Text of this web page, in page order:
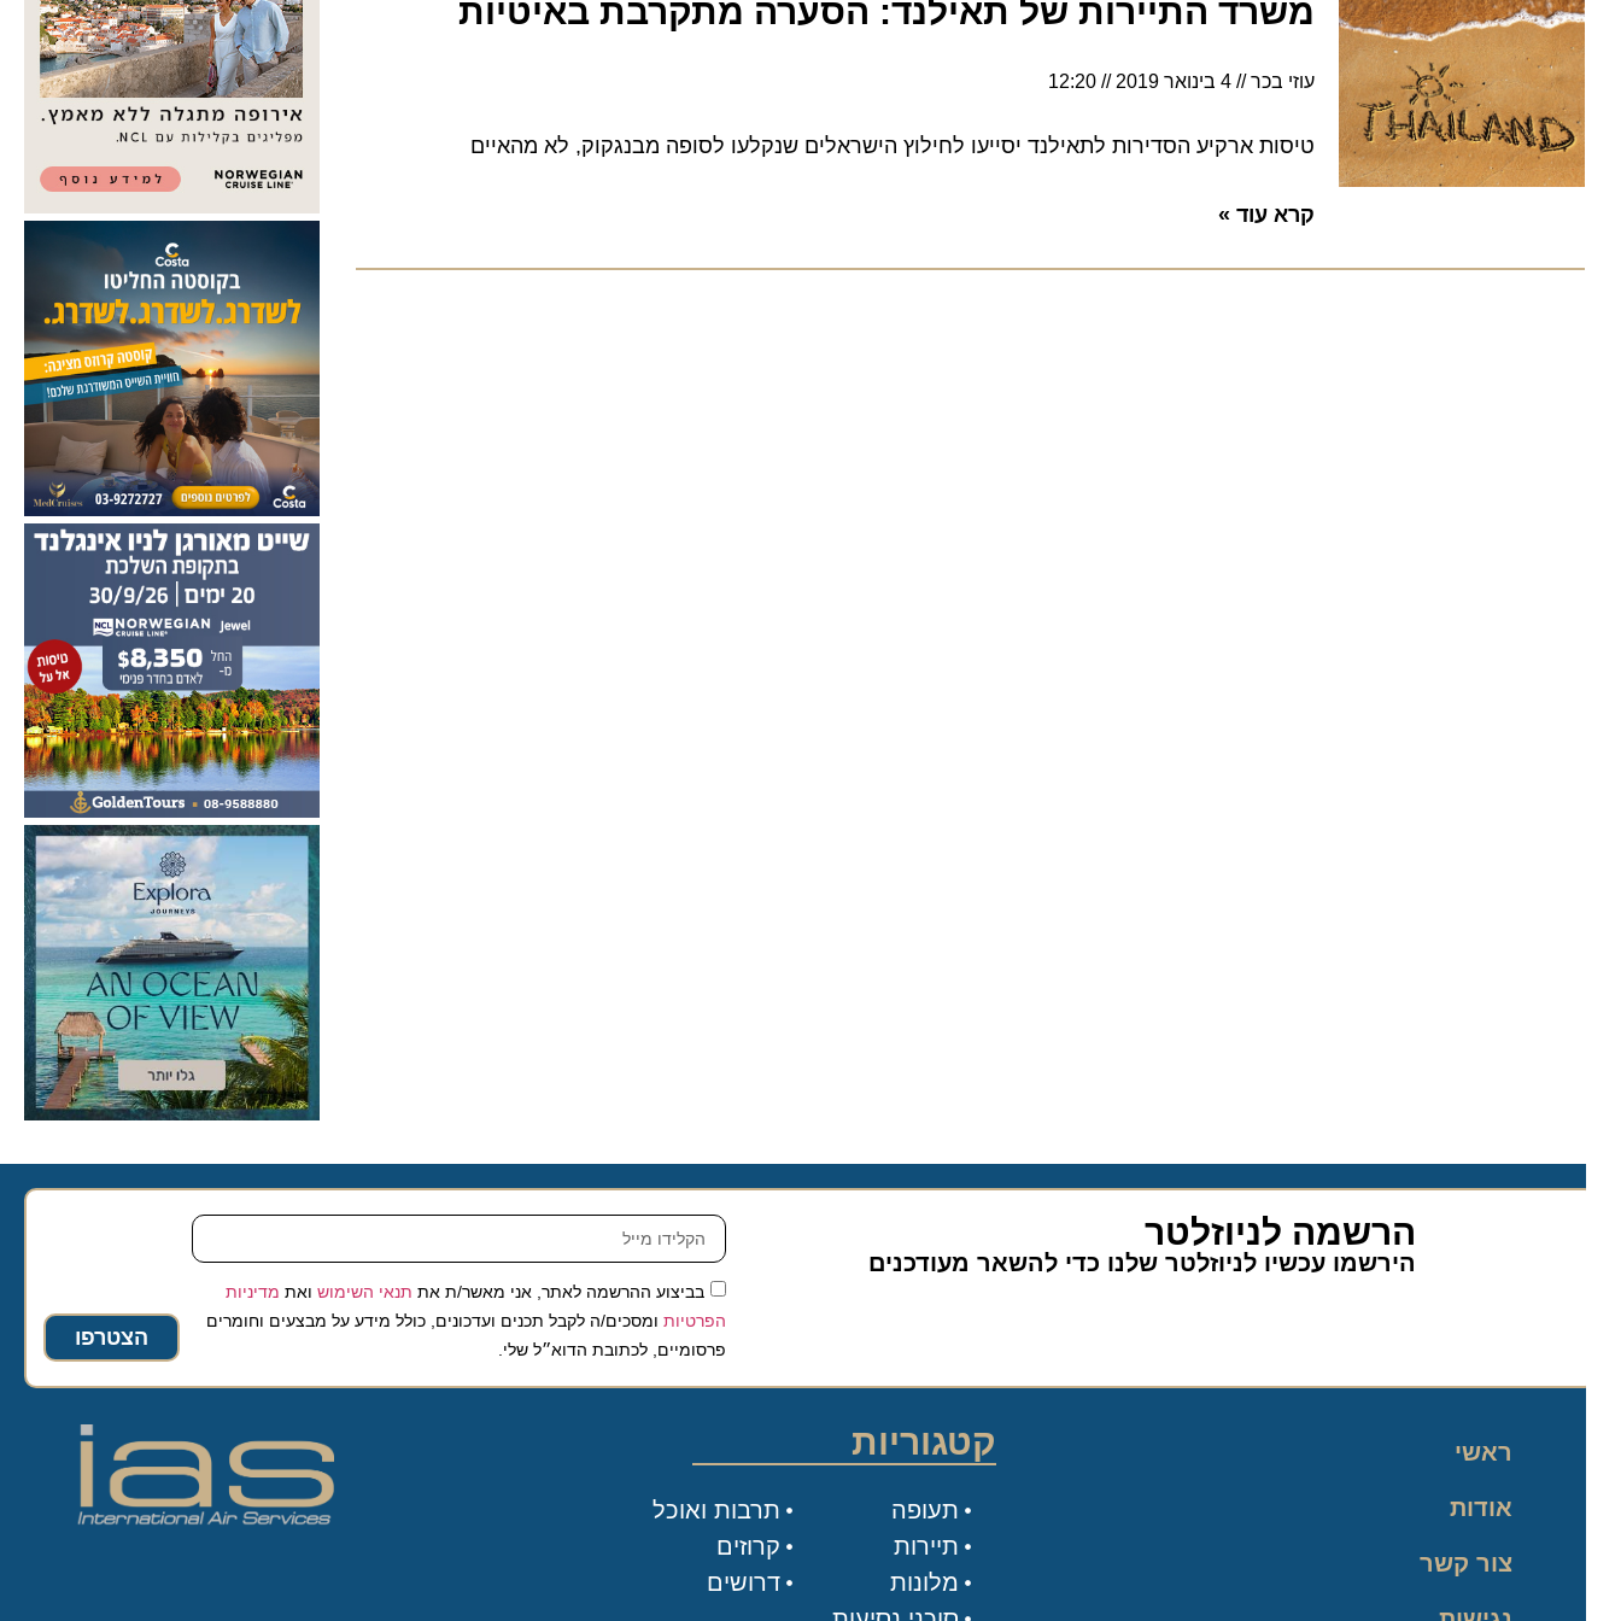
משרד התיירות של תאילנד: הסערה מתקרבת באיטיות
עוזי בכר 4 בינואר 2019 12:20
טיסות ארקיע הסדירות לתאילנד יסייעו לחילוץ הישראלים שנקלעו לסופה מבנגקוק, לא מהאיים
קרא עוד »
הרשמה לניוזלטר
הירשמו עכשיו לניוזלטר שלנו כדי להשאר מעודכנים
בביצוע ההרשמה לאתר, אני מאשר/ת אתתנאי השימושואת מדיניות
הפרטיותומסכים/ה לקבל תכנים ועדכונים, כולל מידע על מבצעים וחומרים
פרסומיים, לכתובת הדוא״ל שלי.
הצטרפו
ראשי
אודות
צור קשר
קטגוריות
תעופה
תיירות
מלונות
תרבות ואוכל
קרוזים
דרושים